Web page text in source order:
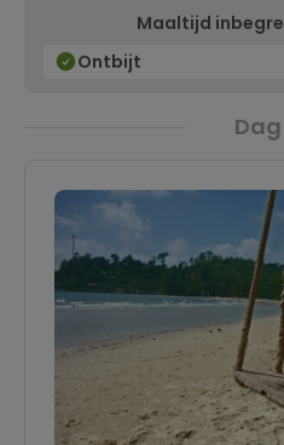
Maaltijd
Ontbijt
Dag